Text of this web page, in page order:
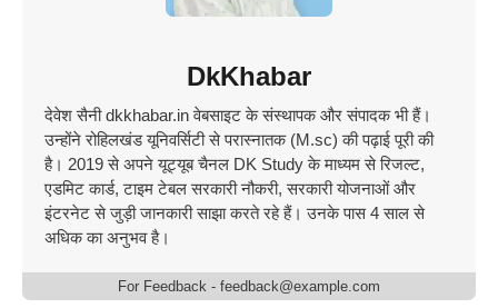
DkKhabar
देवेश सैनी dkkhabar.in वेबसाइट के संस्थापक और संपादक भी हैं।
उन्होंने रोहिलखंड यूनिवर्सिटी से परास्नातक (M.sc) की पढ़ाई पूरी की
है। 2019 से अपने यूट्यूब चैनल DK Study के माध्यम से रिजल्ट,
एडमिट कार्ड, टाइम टेबल सरकारी नौकरी, सरकारी योजनाओं और
इंटरनेट से जुड़ी जानकारी साझा करते रहे हैं। उनके पास 4 साल से
अधिक का अनुभव है।
For Feedback - feedback@example.com